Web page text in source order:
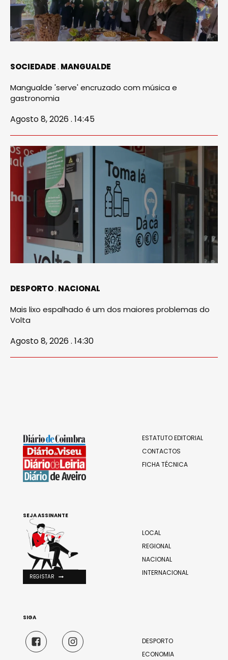
SOCIEDADE MANGUALDE
Mangualde 'serve' encruzado com música e
gastronomia
Agosto 8, 2026 . 14:45
DESPORTO NACIONAL
Mais lixo espalhado é um dos maiores problemas do
Volta
Agosto 8, 2026 . 14:30
ESTATUTO EDITORIAL
CONTACTOS
FICHA TÉCNICA
LOCAL
REGIONAL
NACIONAL
INTERNACIONAL
DESPORTO
ECONOMIA
SEJA ASSINANTE
REGISTAR
SIGA